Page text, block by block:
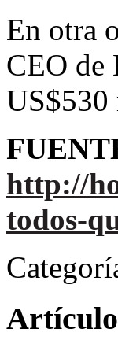
En otra
CEO de
US$530
http://
todos-